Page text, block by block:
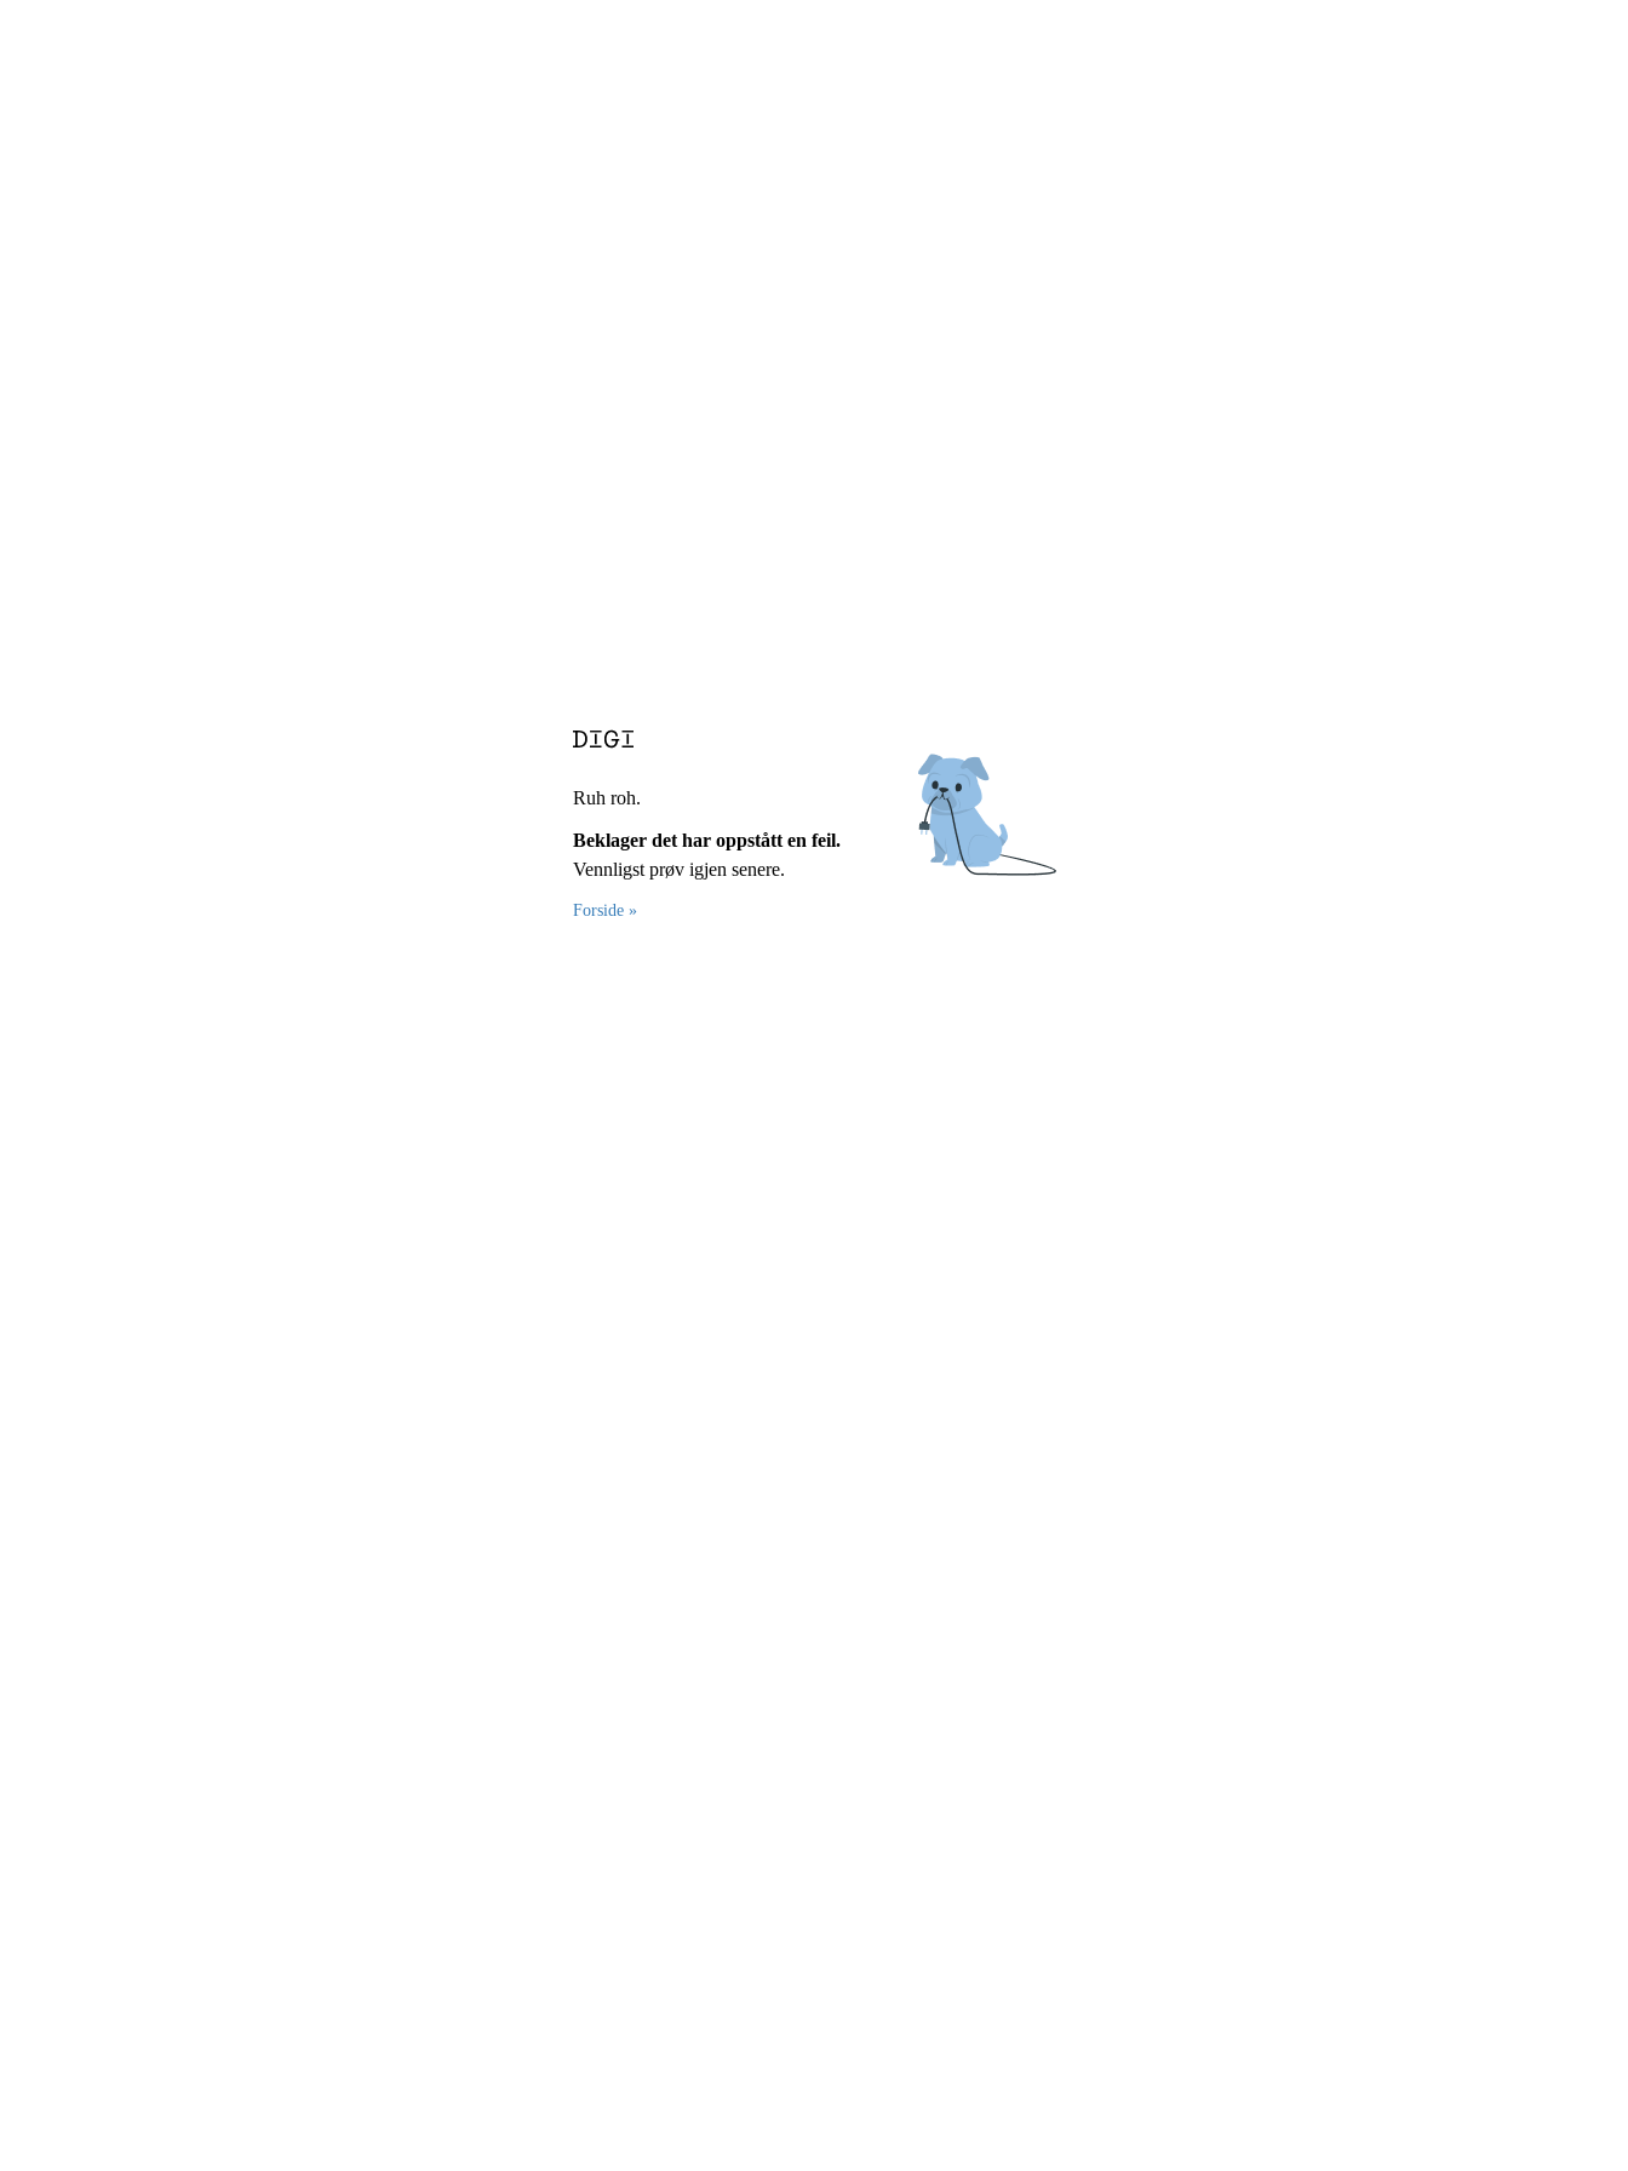
Ruh roh.
Beklager det har oppstått en feil.
Vennligst prøv igjen senere.
Forside »